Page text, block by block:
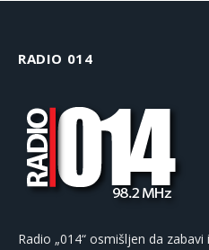
RADIO 014
Radio „014“ osmišljen da